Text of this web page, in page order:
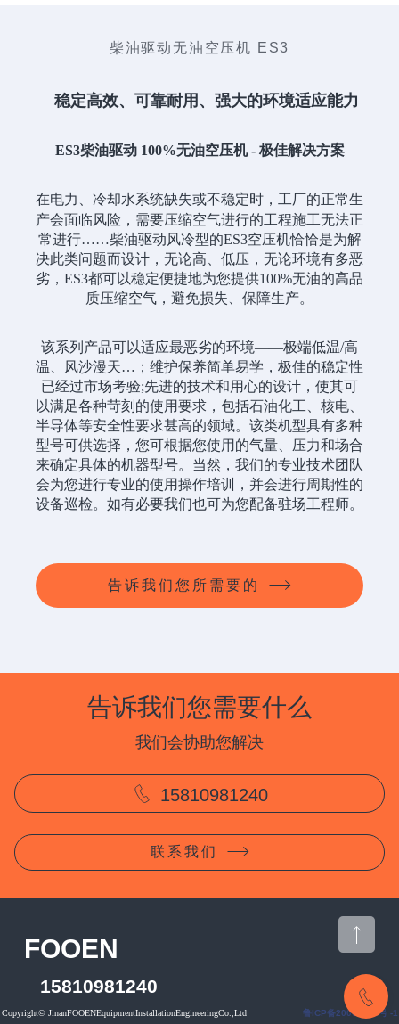
柴油驱动无油空压机 ES3
稳定高效、可靠耐用、强大的环境适应能力
ES3柴油驱动 100%无油空压机 - 极佳解决方案
在电力、冷却水系统缺失或不稳定时，工厂的正常生
产会面临风险，需要压缩空气进行的工程施工无法正
常进行……柴油驱动风冷型的ES3空压机恰恰是为解
决此类问题而设计，无论高、低压，无论环境有多恶
劣，ES3都可以稳定便捷地为您提供100%无油的高品
质压缩空气，避免损失、保障生产。
该系列产品可以适应最恶劣的环境——极端低温/高
温、风沙漫天…；维护保养简单易学，极佳的稳定性
已经过市场考验;先进的技术和用心的设计，使其可
以满足各种苛刻的使用要求，包括石油化工、核电、
半导体等安全性要求甚高的领域。该类机型具有多种
型号可供选择，您可根据您使用的气量、压力和场合
来确定具体的机器型号。当然，我们的专业技术团队
会为您进行专业的使用操作培训，并会进行周期性的
设备巡检。如有必要我们也可为您配备驻场工程师。
告诉我们您所需要的
告诉我们您需要什么
我们会协助您解决
15810981240
联系我们
FOOEN
15810981240
Copyright© JinanFOOENEquipmentInstallationEngineeringCo.,Ltd 鲁ICP备20002112号 -1